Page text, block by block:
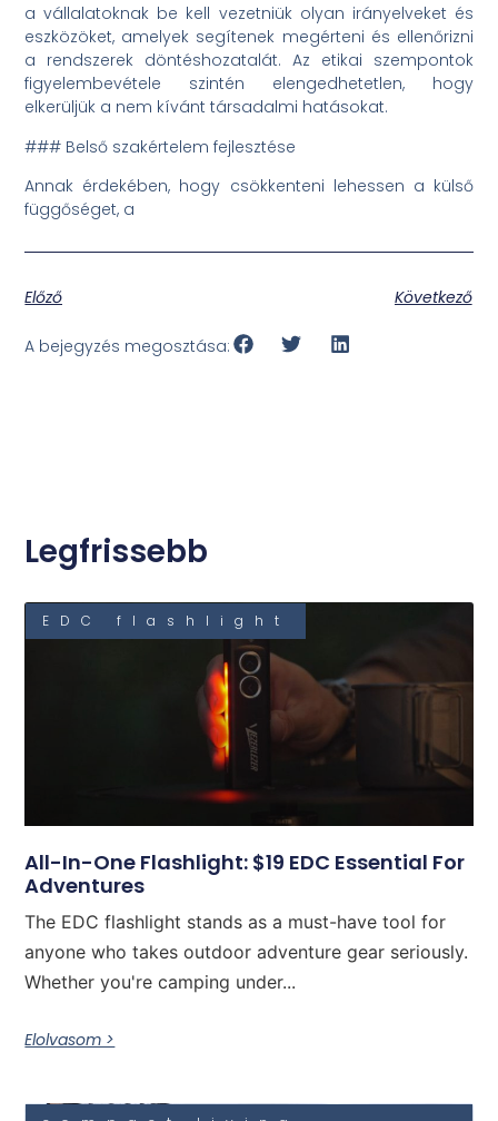
a vállalatoknak be kell vezetniük olyan irányelveket és
eszközöket, amelyek segítenek megérteni és ellenőrizni
a rendszerek döntéshozatalát. Az etikai szempontok
figyelembevétele szintén elengedhetetlen, hogy
elkerüljük a nem kívánt társadalmi hatásokat.
### Belső szakértelem fejlesztése
Annak érdekében, hogy csökkenteni lehessen a külső
függőséget, a
Előző Következő
A bejegyzés megosztása:
Legfrissebb
EDC flashlight
All-In-One Flashlight: $19 EDC Essential For
Adventures
The EDC flashlight stands as a must-have tool for
anyone who takes outdoor adventure gear seriously.
Whether you're camping under...
Elolvasom >